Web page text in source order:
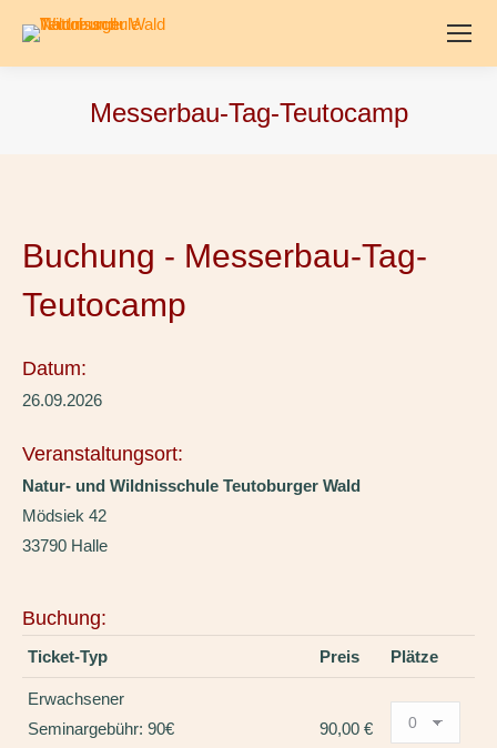
Messerbau-Tag-Teutocamp
Buchung - Messerbau-Tag-
Teutocamp
Datum:
26.09.2026
Veranstaltungsort:
Natur- und Wildnisschule Teutoburger Wald
Mödsiek 42
33790 Halle
Buchung:
Ticket-Typ Preis Plätze
Erwachsener
Seminargebühr: 90€
90,00 €